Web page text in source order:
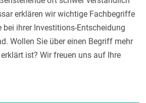
erklären wir wichtige Fachbegriffe
ihrer Investitions-Entscheidung
Wollen Sie über einen Begriff mehr
ist? Wir freuen uns auf Ihre